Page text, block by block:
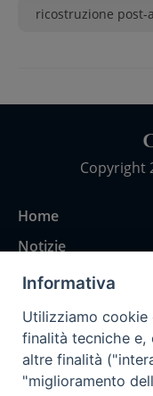
ricostruzione post-
Copyright
Home
Notizie
Rubriche
Chi siamo
Come abbonarsi
Contatti
Informativa
Utilizziamo
finalità tecniche e,
altre finalità
"miglioramento